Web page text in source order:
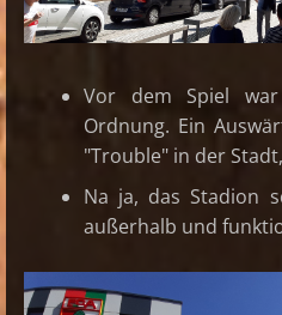
Vor dem Spiel
Ordnung. Ein
"Trouble" in der
Na ja, das Stadion
außerhalb und